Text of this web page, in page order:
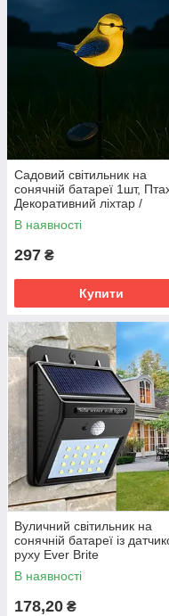
Садовий світильник на
сонячній батареї 1шт,
Декоративний ліхтар /
Вуличний світильник на
акумуляторі
В наявності
297 ₴
Купити
Вуличний світильник на
сонячній батареї із
руху Ever Brite
В наявності
178,20 ₴